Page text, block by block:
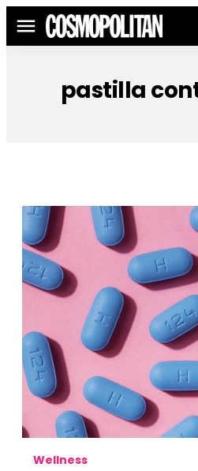
Menú
pastilla
Wellness